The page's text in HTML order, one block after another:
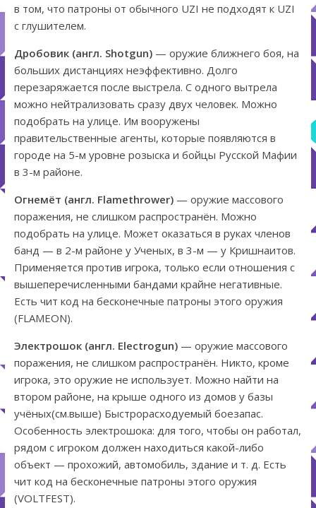
в том, что патроны от обычного UZI не подходят к UZI
с глушителем.
Дробовик (англ. Shotgun)— оружие ближнего боя, на
больших дистанциях неэффективно. Долго
перезаряжается после выстрела. С одного вытрела
можно нейтрализовать сразу двух человек. Можно
подобрать на улице. Им вооружены
правительственные агенты, которые появляются в
городе на 5-м уровне розыска и бойцы Русской Мафии
в 3-м районе.
Огнемёт (англ. Flamethrower)— оружие массового
поражения, не слишком распространён. Можно
подобрать на улице. Может оказаться в руках членов
банд — в 2-м районе у Ученых, в 3-м — у Кришнаитов.
Применяется против игрока, только если отношения с
вышеперечисленными бандами крайне негативные.
Есть чит код на бесконечные патроны этого оружия
(FLAMEON).
Электрошок (англ. Electrogun)— оружие массового
поражения, не слишком распространён. Никто, кроме
игрока, это оружие не использует. Можно найти на
втором районе, на крыше одного из домов у базы
учёных(см.выше) Быстрорасходуемый боезапас.
Особенность электрошока: для того, чтобы он работал,
рядом с игроком должен находиться какой-либо
объект — прохожий, автомобиль, здание и т. д. Есть
чит код на бесконечные патроны этого оружия
(VOLTFEST).